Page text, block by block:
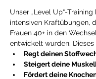
Unser „Level Up“-
intensiven Kraftübungen,
Frauen 40+ in den
entwickelt wurden. Dieses
Regt deinen
Steigert deine
Fördert deine